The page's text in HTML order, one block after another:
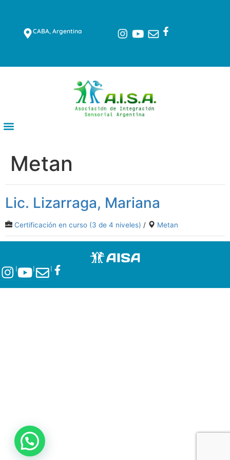
CABA, Argentina
Metan
Lic. Lizarraga, Mariana
Certificación en curso (3 de 4 niveles) / Metan
l l l